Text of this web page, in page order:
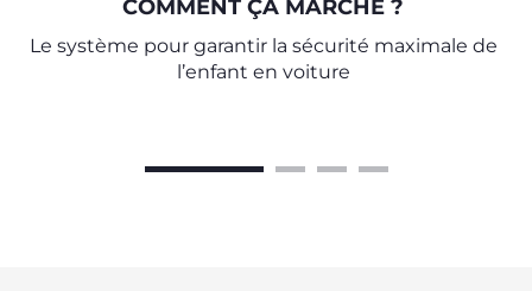
COMMENT ÇA MARCHE ?
Le système pour garantir la sécurité maximale de
l’enfant en voiture